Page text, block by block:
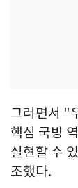
그러면서 "
핵심 국방
실현할 수
조했다.